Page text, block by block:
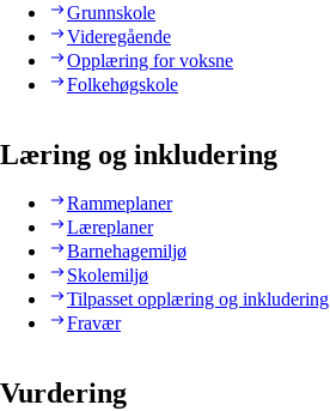
Grunnskole
Videregående
Opplæring for voksne
Folkehøgskole
Læring og inkludering
Rammeplaner
Læreplaner
Barnehagemiljø
Skolemiljø
Tilpasset opplæring og inkludering
Fravær
Vurdering